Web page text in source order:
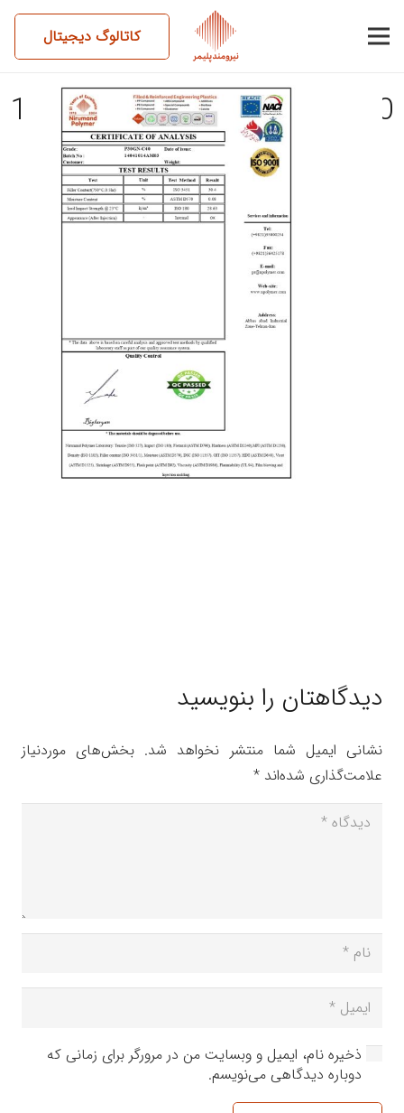
کاتالوگ دیجیتال
14041014BM03-P30GN-C40
دیدگاهتان را بنویسید
نشانی ایمیل شما منتشر نخواهد شد. بخش‌های موردنیاز
علامت‌گذاری شده‌اند *
ذخیره نام، ایمیل و وبسایت من در مرورگر برای زمانی که
دوباره دیدگاهی می‌نویسم.